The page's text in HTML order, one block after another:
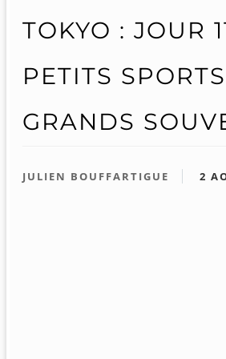
TOKYO : JOUR
PETITS
GRANDS
JULIEN BOUFFARTIGUE 2